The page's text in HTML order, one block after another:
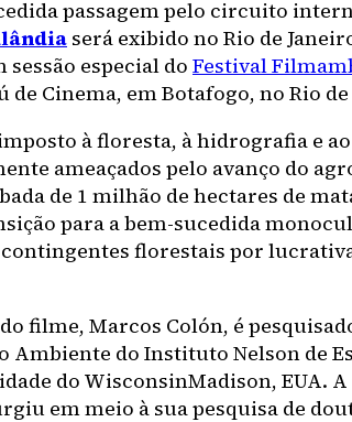
passagem pelo circuito
será exibido no Rio de
sessão especial do Festival
de Cinema, em Botafogo, no Rio
à floresta, à hidrografia e
ameaçados pelo avanço do
de 1 milhão de hectares de
para a bem-sucedida
florestais por
filme, Marcos Colón, é
Ambiente do Instituto Nelson de
do WisconsinMadison, EUA.
em meio à sua pesquisa de